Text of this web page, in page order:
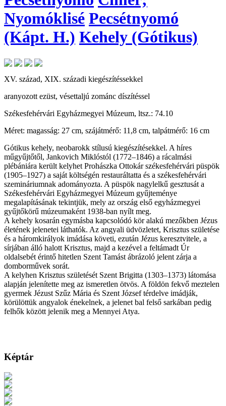
Nyomóklisé Pecsétnyomó
(Kápt. H.) Kehely (Gótikus)
XV. század, XIX. századi kiegészítéssekkel
aranyozott ezüst, vésettaljú zománc díszítéssel
Székesfehérvári Egyházmegyei Múzeum, ltsz.: 74.10
Méret: magasság: 27 cm, szájátmérő: 11,8 cm, talpátmérő: 16 cm
Gótikus kehely, neobarokk stílusú kiegészítésekkel. A híres
műgyűjtőtől, Jankovich Miklóstól (1772–1846) a rácalmási
plébániára került kelyhet Prohászka Ottokár székesfehérvári püspök
(1905–1927) a saját költségén restauráltatta és a székesfehérvári
szemináriumnak adományozta. A püspök nagylelkű gesztusát a
Székesfehérvári Egyházmegyei Múzeum gyűjteménye
megalapításának tekintjük, mely az ország első egyházmegyei
gyűjtőkörű múzeumaként 1938-ban nyílt meg.
A kehely kosarán egymásba kapcsolódó kör alakú mezőkben Jézus
életének jelenetei láthatók. Az angyali üdvözletet, Krisztus születése
és a háromkirályok imádása követi, ezután Jézus keresztvitele, a
sírjában álló halott Krisztus, majd a kezével a feltámadt Úr
oldalsebét érintő hitetlen Szent Tamást ábrázoló jelent zárja a
domborművek sorát.
A kelyhen Krisztus születését Szent Brigitta (1303–1373) látomása
alapján jelenítette meg az ismeretlen ötvös. A földön fekvő meztelen
gyermek Jézust Szűz Mária és Szent József térdelve imádják,
körülöttük angyalok énekelnek, a jelenet bal felső sarkában pedig
felhők között jelenik meg a Mennyei Atya.
Képtár